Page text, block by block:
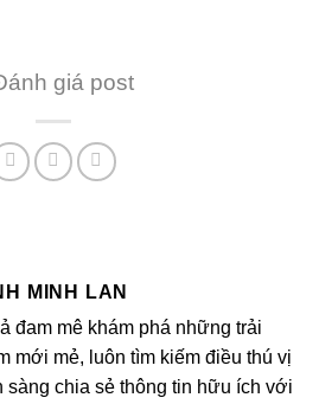
giá post
MINH LAN
đam mê khám phá những trải
mới mẻ, luôn tìm kiếm điều thú vị
sàng chia sẻ thông tin hữu ích với